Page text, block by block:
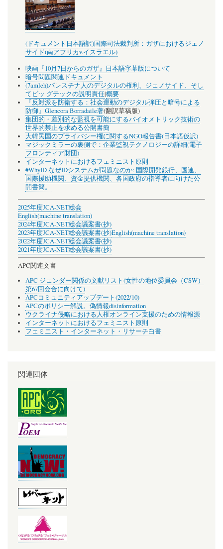
(ドキュメント日本語訳)国際司法裁判所：ガザにおけるジェノ
サイド(南アフリカv.イスラエル)
映画『10月7日からのガザ』日本語字幕版について
暗号問題関連ドキュメント
(7amleh)パレスチナ人のデジタルの権利、ジェノサイド、そし
てビッ グテックの説明責任|概要
『反対派を防衛する：社会運動のデジタル弾圧と暗号による
防御』Glencora Borradaile著(翻訳草稿版)
集団的・差別的な監視を可能にするバイオメトリック技術の
世界的禁止を求める公開書簡
大韓民国のプライバシー権に関するNGO報告書(日本語仮訳)
マジックミラーの裏側で：企業監視テクノロジーの詳細(電子
フロンティア財団)
インターネットにおけるフェミニスト原則
#WhyID なぜIDシステムが問題なのか: 国際開発銀行、国連、
国際援助機関、資金提供機関、各国政府の指導者に向けた公
開書簡。
2025年度JCA-NET総会
English(machine translation)
2024年度JCA-NET総会議案書(抄)
2023年度JCA-NET総会議案書(抄)English(machine translation)
2022年度JCA-NET総会議案書(抄)
2021年度JCA-NET総会議案書(抄)
APC関連文書
APC ジェンダー関係の文献リスト(女性の地位委員会（CSW）
第67回会合に向けて)
APCコミュニティアップデート(2022/10)
APCのポリシー解説。偽情報disinformation
ウクライナ侵略における人権オンライン支援のための情報源
インターネットにおけるフェミニスト原則
フェミニスト・インターネット・リサーチ白書
関連団体